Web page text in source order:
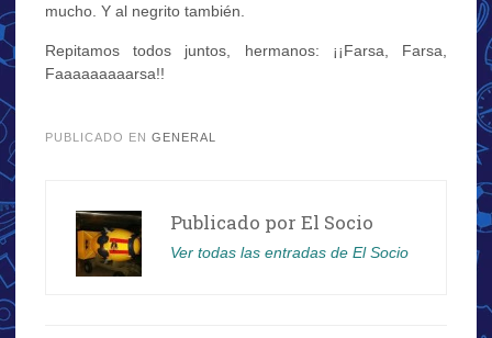
mucho. Y al negrito también.
Repitamos todos juntos, hermanos: ¡¡Farsa, Farsa,
Faaaaaaaaarsa!!
PUBLICADO EN GENERAL
Publicado por El Socio
Ver todas las entradas de El Socio